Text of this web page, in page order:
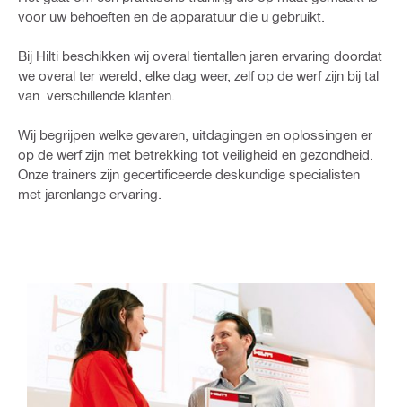
voor uw behoeften en de apparatuur die u gebruikt.
Bij Hilti beschikken wij overal tientallen jaren ervaring doordat
we overal ter wereld, elke dag weer, zelf op de werf zijn bij tal
van verschillende klanten.
Wij begrijpen welke gevaren, uitdagingen en oplossingen er
op de werf zijn met betrekking tot veiligheid en gezondheid.
Onze trainers zijn gecertificeerde deskundige specialisten
met jarenlange ervaring.